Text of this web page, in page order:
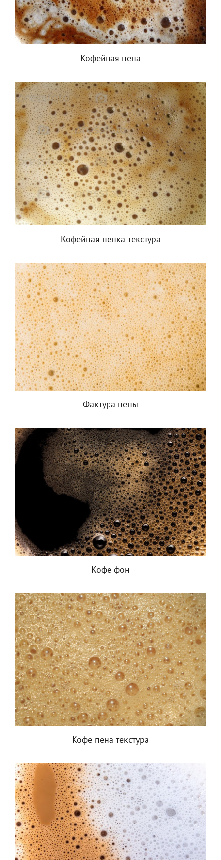
Кофейная пена
Кофейная пенка текстура
Фактура пены
Кофе фон
Кофе пена текстура